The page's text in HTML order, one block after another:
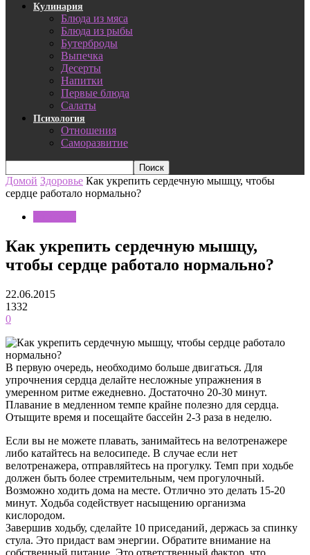
Кулинария
Блюда из мяса
Блюда из рыбы
Бутерброды
Выпечка
Десерты
Напитки
Первые блюда
Салаты
Психология
Отношения
Саморазвитие
Домой Здоровье Как укрепить сердечную мышцу, чтобы
сердце работало нормально?
Как укрепить сердечную мышцу,
чтобы сердце работало нормально?
22.06.2015
1332
0
В первую очередь, необходимо больше двигаться. Для
упрочнения сердца делайте несложные упражнения в
умеренном ритме ежедневно. Достаточно 20-30 минут.
Плавание в медленном темпе крайне полезно для сердца.
Отыщите время и посещайте бассейн 2-3 раза в неделю.
Если вы не можете плавать, занимайтесь на велотренажере
либо катайтесь на велосипеде. В случае если нет
велотренажера, отправляйтесь на прогулку. Темп при ходьбе
должен быть более стремительным, чем прогулочный.
Возможно ходить дома на месте. Отлично это делать 15-20
минут. Ходьба содействует насыщению организма
кислородом.
Завершив ходьбу, сделайте 10 приседаний, держась за спинку
стула. Это придаст вам энергии. Обратите внимание на
собственный питание. Это ответственный фактор, что